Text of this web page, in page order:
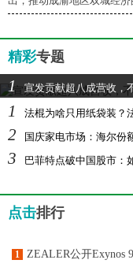
精彩专题
1 宣发贡献超八成营收，
1 法棍为啥只用纸袋装？
2 国庆家电市场：海尔份
3 巴菲特点破中国股市：
点击排行
1 ZEALER公开Exynos